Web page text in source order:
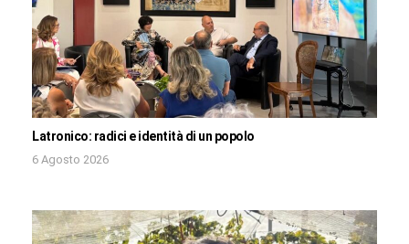
Latronico: radici e identità di un popolo
6 Agosto 2026